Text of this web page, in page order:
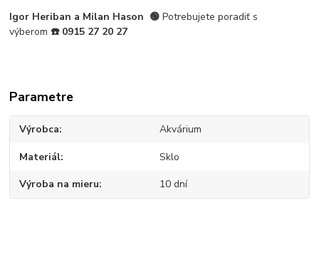
Igor Heriban a Milan Hason 🟢Potrebujete poradiť s
výberom ☎️ 0915 27 20 27
Parametre
Výrobca Akvárium
Materiál Sklo
Výroba na mieru 10 dní